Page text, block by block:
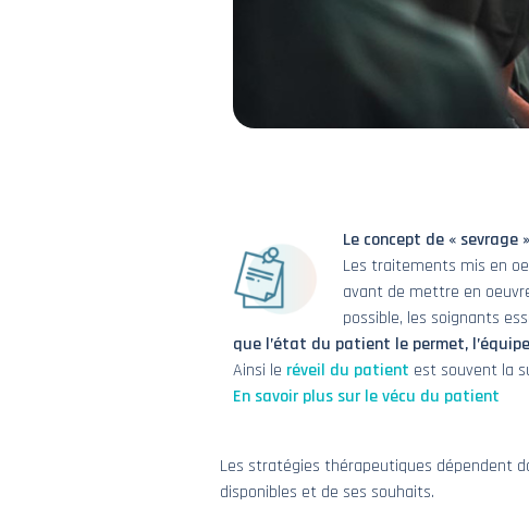
Le concept de « sevrage
Les traitements mis en
avant de mettre en
possible, les soignants
que l’état du patient le permet,
Ainsi le réveil du patient est souvent la
En savoir plus sur le vécu du patient
Les stratégies thérapeutiques dépendent
disponibles et de ses souhaits.